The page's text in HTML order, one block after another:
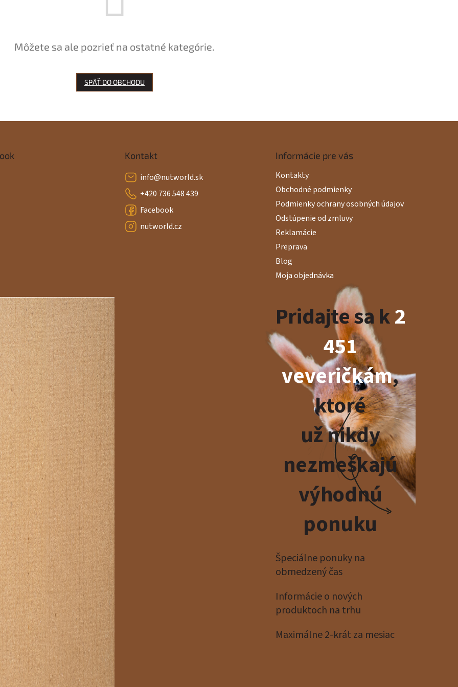
Môžete sa ale pozrieť na ostatné kategórie.
SPÄŤ DO OBCHODU
Kontakt
info@nutworld.sk
+420 736 548 439
Facebook
nutworld.cz
Informácie pre vás
Kontakty
Obchodné podmienky
Podmienky ochrany osobných údajov
Odstúpenie od zmluvy
Reklamácie
Preprava
Blog
Moja objednávka
Pridajte sa k2
451
veveričkám,
ktoré
už nikdy
nezmeškajú
výhodnú
ponuku
Špeciálne ponuky na
obmedzený čas
Informácie o nových
produktoch na trhu
Maximálne 2-krát za mesiac